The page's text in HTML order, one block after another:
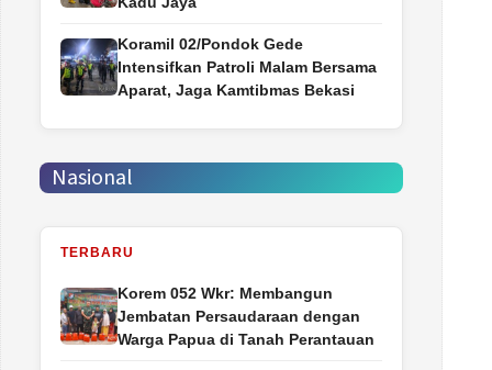
Koramil 02/Pondok Gede
Intensifkan Patroli Malam Bersama
Aparat, Jaga Kamtibmas Bekasi
Nasional
TERBARU
Korem 052 Wkr: Membangun
Jembatan Persaudaraan dengan
Warga Papua di Tanah Perantauan